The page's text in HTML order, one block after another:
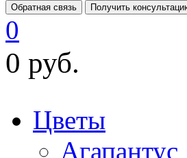
Обратная связь Получить
0
0 руб.
Цветы
Агапантус